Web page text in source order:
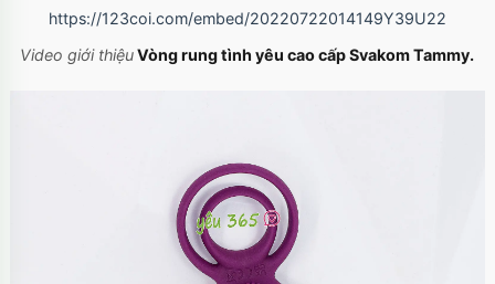
https://123coi.com/embed/20220722014149Y39U22
Video giới thiệuVòng rung tình yêu cao cấp Svakom Tammy.